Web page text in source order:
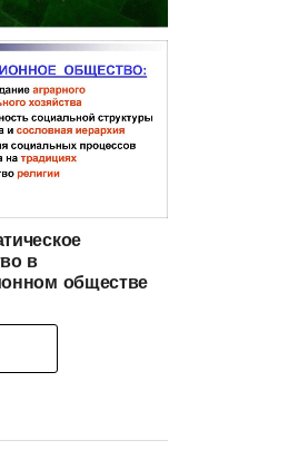
история
Курдистан-Ирак
частной
в
обществе
Африки